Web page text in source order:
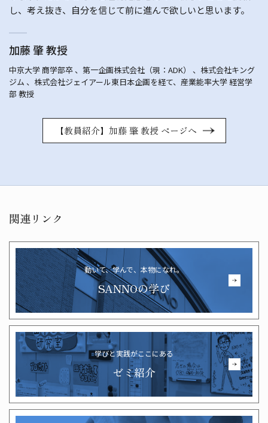
し、考え抜き、自分を信じて前に進んで欲しいと思います。
加藤 肇 教授
中京大学 商学部卒 、第一企画株式会社（現：ADK） 、株式会社キング
ジム 、株式会社ジェイアール東日本企画を経て、産業能率大学 経営学
部 教授
【教員紹介】加藤 肇 教授 ページへ
関連リンク
動いて、学んで、本物になれ。
SANNOの学び
学びと実践がここにある
ゼミ紹介